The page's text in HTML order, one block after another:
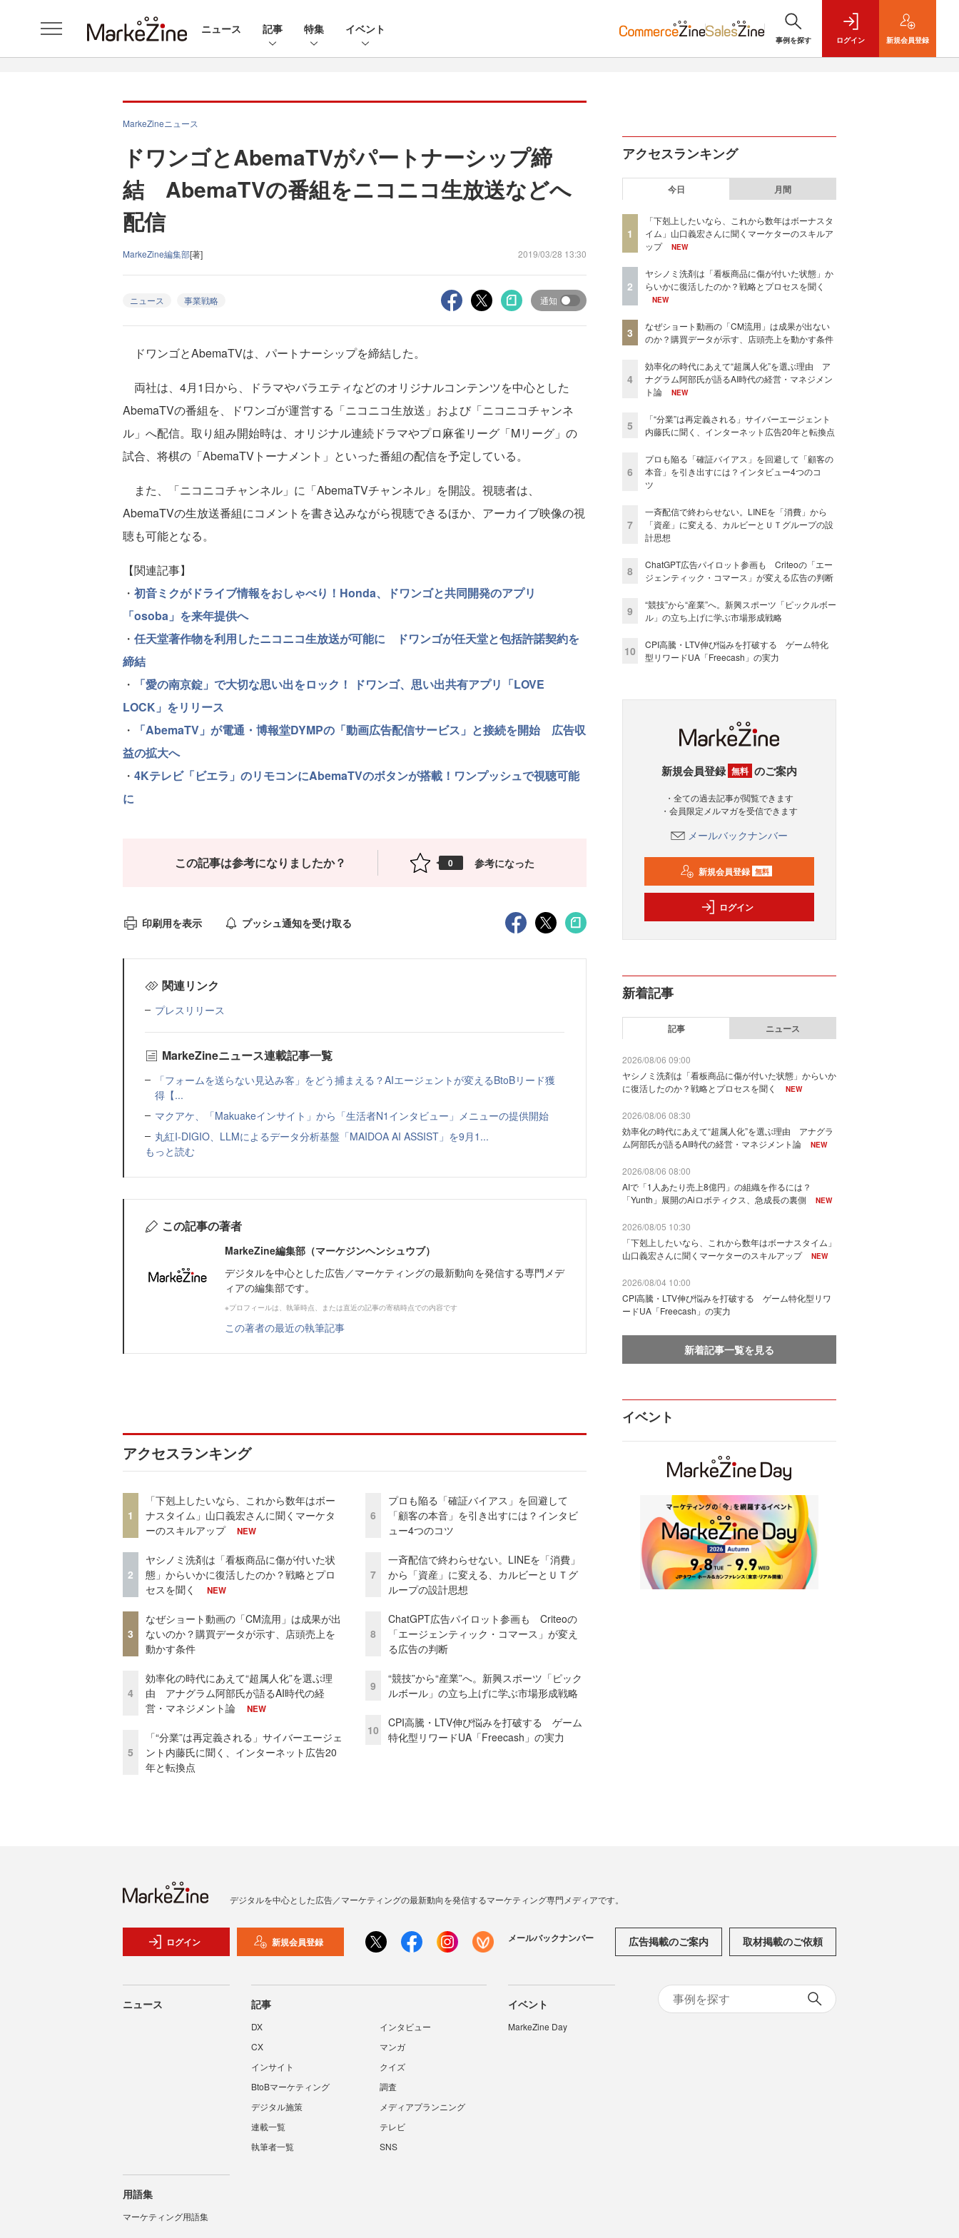
ニュース 記事 特集 イベント
事例を探す ログイン 新規会員登録
MarkeZineニュース
ドワンゴとAbemaTVがパートナーシップ締
結 AbemaTVの番組をニコニコ生放送などへ
配信
MarkeZine編集部[著] 2019/03/28 13:30
ニュース 事業戦略 通知
ドワンゴとAbemaTVは、パートナーシップを締結した。
両社は、4月1日から、ドラマやバラエティなどのオリジナルコンテンツを中心とした
AbemaTVの番組を、ドワンゴが運営する「ニコニコ生放送」および「ニコニコチャンネ
ル」へ配信。取り組み開始時は、オリジナル連続ドラマやプロ麻雀リーグ「Mリーグ」の
試合、将棋の「AbemaTVトーナメント」といった番組の配信を予定している。
また、「ニコニコチャンネル」に「AbemaTVチャンネル」を開設。視聴者は、
AbemaTVの生放送番組にコメントを書き込みながら視聴できるほか、アーカイブ映像の視
聴も可能となる。
【関連記事】
・ 初音ミクがドライブ情報をおしゃべり！Honda、ドワンゴと共同開発のアプリ
「osoba」を来年提供へ
・ 任天堂著作物を利用したニコニコ生放送が可能に ドワンゴが任天堂と包括許諾契約を
締結
・
「愛の南京錠」で大切な思い出をロック！ ドワンゴ、思い出共有アプリ「LOVE
LOCK」をリリース
・
「AbemaTV」が電通・博報堂DYMPの「動画広告配信サービス」と接続を開始 広告収
益の拡大へ
・ 4Kテレビ「ビエラ」のリモコンにAbemaTVのボタンが搭載！ワンプッシュで視聴可能
に
この記事は参考になりましたか？ 0 参考になった
印刷用を表示 プッシュ通知を受け取る
関連リンク
プレスリリース
MarkeZineニュース連載記事一覧
「フォームを送らない見込み客」をどう捕まえる？AIエージェントが変えるBtoBリード獲
得【...
マクアケ、「Makuakeインサイト」から「生活者N1インタビュー」メニューの提供開始
丸紅I-DIGIO、LLMによるデータ分析基盤「MAIDOA AI ASSIST」を9月1...
もっと読む
この記事の著者
MarkeZine編集部（マーケジンヘンシュウブ）
デジタルを中心とした広告／マーケティングの最新動向を発信する専門メデ
ィアの編集部です。
※プロフィールは、執筆時点、または直近の記事の寄稿時点での内容です
この著者の最近の執筆記事
アクセスランキング
1
「下剋上したいなら、これから数年はボー
ナスタイム」山口義宏さんに聞くマーケタ
ーのスキルアップ
NEW
2
ヤシノミ洗剤は「看板商品に傷が付いた状
態」からいかに復活したのか？戦略とプロ
セスを聞く
NEW
3
なぜショート動画の「CM流用」は成果が出
ないのか？購買データが示す、店頭売上を
動かす条件
4
効率化の時代にあえて“超属人化”を選ぶ理
由 アナグラム阿部氏が語るAI時代の経
営・マネジメント論
NEW
5
「“分業”は再定義される」サイバーエージェ
ント内藤氏に聞く、インターネット広告20
年と転換点
6
プロも陥る「確証バイアス」を回避して
「顧客の本音」を引き出すには？インタビ
ュー4つのコツ
7
一斉配信で終わらせない。LINEを「消費」
から「資産」に変える、カルビーとＵＴグ
ループの設計思想
8
ChatGPT広告パイロット参画も Criteoの
「エージェンティック・コマース」が変え
る広告の判断
9
“競技”から“産業”へ。新興スポーツ「ピック
ルボール」の立ち上げに学ぶ市場形成戦略
10
CPI高騰・LTV伸び悩みを打破する ゲーム
特化型リワードUA「Freecash」の実力
アクセスランキング
今日 月間
1
「下剋上したいなら、これから数年はボーナスタ
イム」山口義宏さんに聞くマーケターのスキルア
ップ
NEW
2
ヤシノミ洗剤は「看板商品に傷が付いた状態」か
らいかに復活したのか？戦略とプロセスを聞く
NEW
3
なぜショート動画の「CM流用」は成果が出ない
のか？購買データが示す、店頭売上を動かす条件
4
効率化の時代にあえて“超属人化”を選ぶ理由 ア
ナグラム阿部氏が語るAI時代の経営・マネジメン
ト論
NEW
5
「“分業”は再定義される」サイバーエージェント
内藤氏に聞く、インターネット広告20年と転換点
6
プロも陥る「確証バイアス」を回避して「顧客の
本音」を引き出すには？インタビュー4つのコ
ツ
7
一斉配信で終わらせない。LINEを「消費」から
「資産」に変える、カルビーとＵＴグループの設
計思想
8
ChatGPT広告パイロット参画も Criteoの「エー
ジェンティック・コマース」が変える広告の判断
9
“競技”から“産業”へ。新興スポーツ「ピックルボー
ル」の立ち上げに学ぶ市場形成戦略
10
CPI高騰・LTV伸び悩みを打破する ゲーム特化
型リワードUA「Freecash」の実力
新規会員登録 無料 のご案内
・全ての過去記事が閲覧できます
・会員限定メルマガを受信できます
メールバックナンバー
新規会員登録 無料
ログイン
新着記事
記事 ニュース
2026/08/06 09:00
ヤシノミ洗剤は「看板商品に傷が付いた状態」からいか
に復活したのか？戦略とプロセスを聞く
NEW
2026/08/06 08:30
効率化の時代にあえて“超属人化”を選ぶ理由 アナグラ
ム阿部氏が語るAI時代の経営・マネジメント論
NEW
2026/08/06 08:00
AIで「1人あたり売上8億円」の組織を作るには？
「Yunth」展開のAiロボティクス、急成長の裏側
NEW
2026/08/05 10:30
「下剋上したいなら、これから数年はボーナスタイム」
山口義宏さんに聞くマーケターのスキルアップ
NEW
2026/08/04 10:00
CPI高騰・LTV伸び悩みを打破する ゲーム特化型リワ
ードUA「Freecash」の実力
新着記事一覧を見る
イベント
デジタルを中心とした広告／マーケティングの最新動向を発信するマーケティング専門メディアです。
ログイン 新規会員登録 メールバックナンバー 広告掲載のご案内 取材掲載のご依頼
ニュース 記事
DX
インタビュー
CX
マンガ
インサイト
クイズ
BtoBマーケティング
調査
デジタル施策
メディアプランニング
連載一覧
テレビ
執筆者一覧
SNS
イベント
MarkeZine Day
用語集
マーケティング用語集